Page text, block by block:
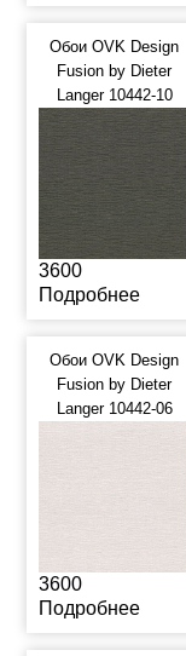
Обои OVK Design
Fusion by Dieter
Langer 10442-10
3600
Подробнее
Обои OVK Design
Fusion by Dieter
Langer 10442-06
3600
Подробнее